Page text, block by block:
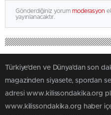
Gönderdiğiniz yorum moderasyon
yayınlanacaktır.
Türkiye'den ve Dünya’dan son
magazinden siyasete, spordan
adresi www.kilissondakika.org
www.kilissondakika.org haber